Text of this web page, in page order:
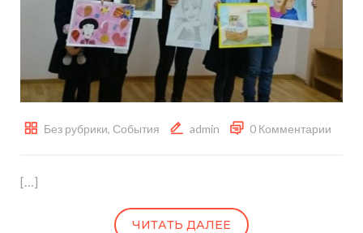
Без рубрики, События admin 0 Комментарии
[…]
ЧИТАТЬ ДАЛЕЕ